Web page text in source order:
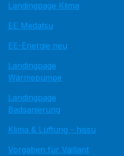
Landingpage Klima
EE Medatsu
EE-Energie neu
Landingpage
Wärmepumpe
Landingpage
Badsanierung
Klima & Lüftung - hissu
Vorgaben für Vaillant